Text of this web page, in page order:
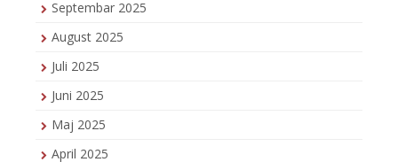
Septembar 2025
August 2025
Juli 2025
Juni 2025
Maj 2025
April 2025